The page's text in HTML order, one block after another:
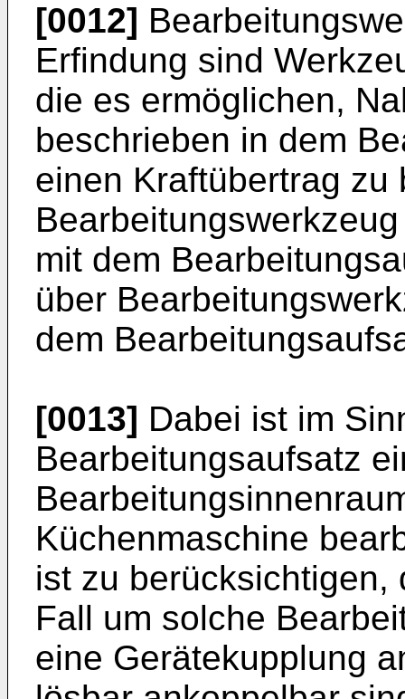
[0012]
Erfindung sind
die es ermöglichen,
beschrieben in dem
einen Kraftübertrag zu
mit dem
über
dem
[0013] Dabei ist im
Bearbeitungsaufsatz
Küchenmaschine
ist zu berücksichtigen,
Fall um solche
eine Gerätekupplung